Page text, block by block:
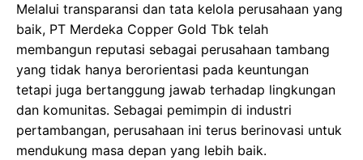
Melalui transparansi dan tata kelola perusahaan yang
baik, PT Merdeka Copper Gold Tbk telah
membangun reputasi sebagai perusahaan tambang
yang tidak hanya berorientasi pada keuntungan
tetapi juga bertanggung jawab terhadap lingkungan
dan komunitas. Sebagai pemimpin di industri
pertambangan, perusahaan ini terus berinovasi untuk
mendukung masa depan yang lebih baik.